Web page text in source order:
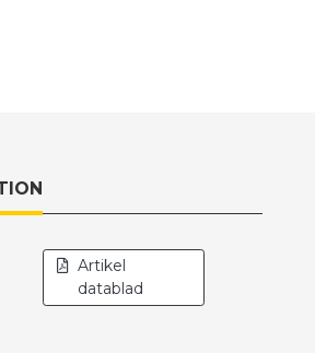
Artikel
datablad